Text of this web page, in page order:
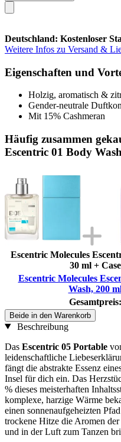
Deutschland: Kostenloser
Weitere Infos zu Versand &
Eigenschaften und
Holzig, aromatisch &
Gender-neutrale
Mit 15% Cashmeran
Häufig zusammen
Escentric 01 Body
Escentric Molecules
30 ml + Case
Escentric Molecules
Wash, 200
Gesamtpreis:
Beide in den Warenkorb
Beschreibung
Das Escentric 05 Portable
leidenschaftliche
fängt die abstrakte Essenz
Insel für dich ein. Das
% dieses meisterhaften
komplexe, harzige Wärme
einen sonnenaufgeheizten
trockene Hitze die Aromen
und in der Luft zum Tanzen